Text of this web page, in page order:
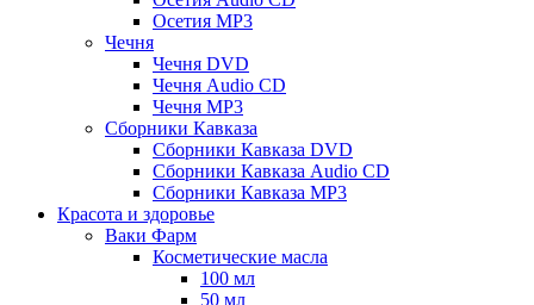
Осетия MP3
Чечня
Чечня DVD
Чечня Audio CD
Чечня MP3
Сборники Кавказа
Сборники Кавказа DVD
Сборники Кавказа Audio CD
Сборники Кавказа MP3
Красота и здоровье
Ваки Фарм
Косметические масла
100 мл
50 мл